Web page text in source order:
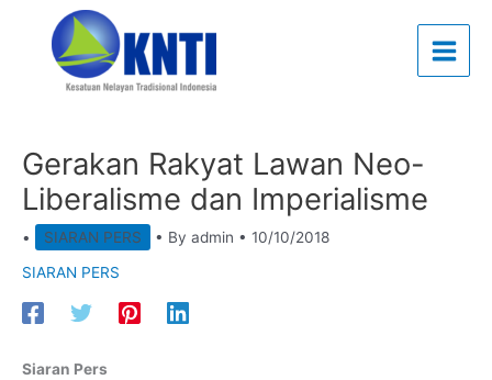
Gerakan Rakyat Lawan Neo-
Liberalisme dan Imperialisme
• SIARAN PERS • By admin • 10/10/2018
SIARAN PERS
Siaran Pers